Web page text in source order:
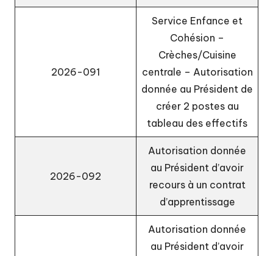
2026-091
Service Enfance et
Cohésion –
Crèches/Cuisine
centrale – Autorisation
donnée au Président de
créer 2 postes au
tableau des effectifs
2026-092
Autorisation donnée
au Président d’avoir
recours à un contrat
d’apprentissage
Autorisation donnée
au Président d’avoir